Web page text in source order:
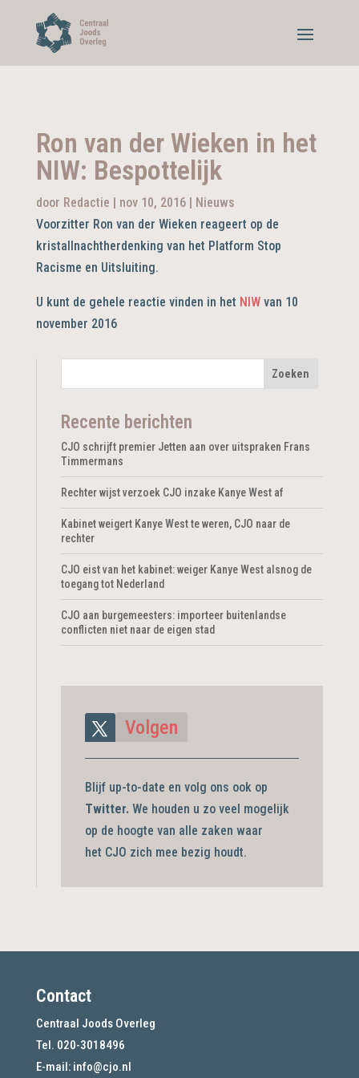
Ron van der Wieken in het
NIW: Bespottelijk
door Redactie | nov 10, 2016| Nieuws
Voorzitter Ron van der Wieken reageert op de
kristallnachtherdenking van het Platform Stop
Racisme en Uitsluiting.
U kunt de gehele reactie vinden in het NIWvan 10
november 2016
Recente berichten
CJO schrijft premier Jetten aan over uitspraken Frans
Timmermans
Rechter wijst verzoek CJO inzake Kanye West af
Kabinet weigert Kanye West te weren, CJO naar de
rechter
CJO eist van het kabinet: weiger Kanye West alsnog de
toegang tot Nederland
CJO aan burgemeesters: importeer buitenlandse
conflicten niet naar de eigen stad
Volgen
Blijf up-to-date en volg ons ook op
Twitter. We houden u zo veel mogelijk
op de hoogte van alle zaken waar
het CJO zich mee bezig houdt.
Contact
Centraal Joods Overleg
Tel. 020-3018496
E-mail: info@cjo.nl